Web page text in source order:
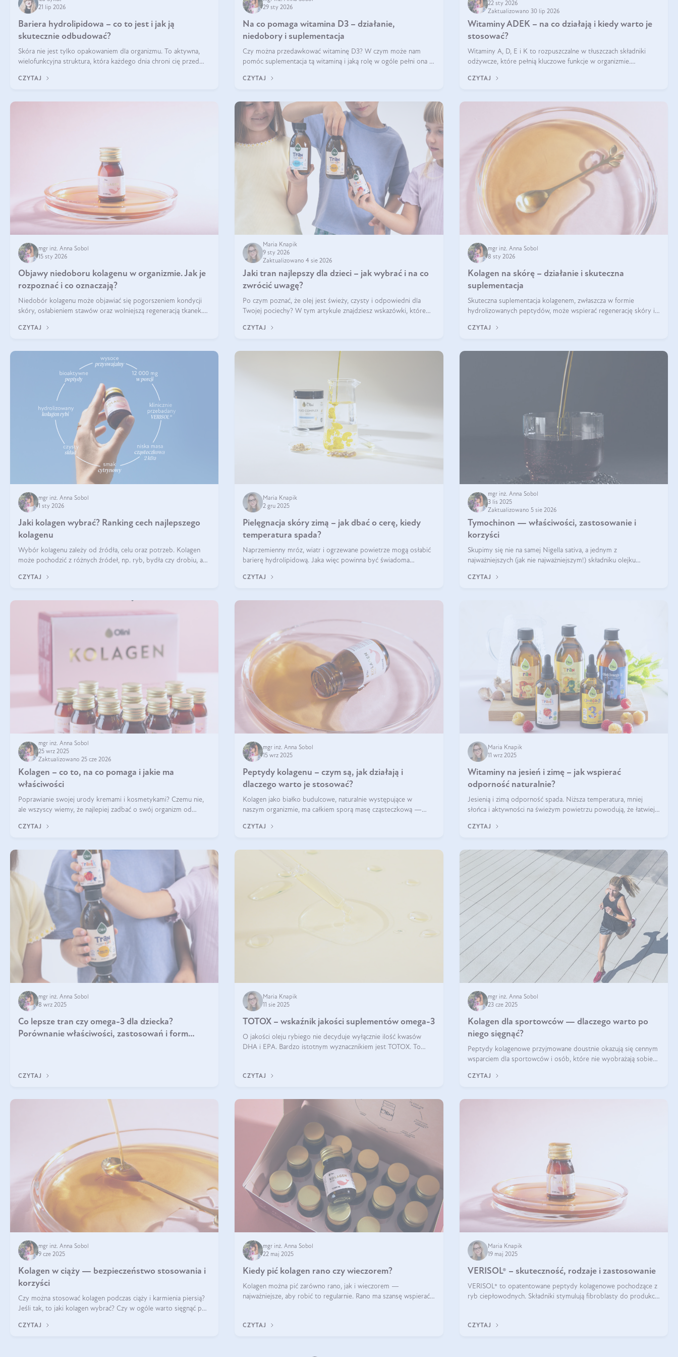
21 lip 2026
Bariera hydrolipidowa – co to jest i jak ją
skutecznie odbudować?
Skóra nie jest tylko opakowaniem dla organizmu. To aktywna,
wielofunkcyjna struktura, która każdego dnia chroni cię przed
środowiskowymi. Jednym z jej kluczowych elementów jest
CZYTAJ
29 sty 2026
Na co pomaga witamina D3 – działanie,
niedobory i suplementacja
Czy można przedawkować witaminę D3? W czym może nam
pomóc suplementacja tą witaminą i jaką rolę w ogóle pełni ona w
zalecane jest jesienią i zimą, ale czy wiesz, dlaczego warto to
CZYTAJ
22 sty 2026
Zaktualizowano 30 lip 2026
Witaminy ADEK – na co działają i kiedy warto je
stosować?
Witaminy A, D, E i K to rozpuszczalne w tłuszczach składniki
odżywcze, które pełnią kluczowe funkcje w organizmie.
krzepliwość krwi oraz mineralizację kości.
CZYTAJ
mgr inż. Anna Sobol
15 sty 2026
Objawy niedoboru kolagenu w organizmie. Jak je
rozpoznać i co oznaczają?
Niedobór kolagenu może objawiać się pogorszeniem kondycji
skóry, osłabieniem stawów oraz wolniejszą regeneracją tkanek.
skóry, bóle stawów, łamliwość paznokci oraz osłabienie włosów.
CZYTAJ
Maria Knapik
9 sty 2026
Zaktualizowano 4 sie 2026
Jaki tran najlepszy dla dzieci – jak wybrać i na co
zwrócić uwagę?
Po czym poznać, że olej jest świeży, czysty i odpowiedni dla
Twojej pociechy? W tym artykule znajdziesz wskazówki, które
CZYTAJ
mgr inż. Anna Sobol
8 sty 2026
Kolagen na skórę – działanie i skuteczna
suplementacja
Skuteczna suplementacja kolagenem, zwłaszcza w formie
hydrolizowanych peptydów, może wspierać regenerację skóry i
regularnością stosowania.
CZYTAJ
mgr inż. Anna Sobol
1 sty 2026
Jaki kolagen wybrać? Ranking cech najlepszego
kolagenu
Wybór kolagenu zależy od źródła, celu oraz potrzeb. Kolagen
może pochodzić z różnych źródeł, np. ryb, bydła czy drobiu, a
sprawdza się kolagen rybi, a dla wspierania stawów — kolagen
CZYTAJ
Maria Knapik
2 gru 2025
Pielęgnacja skóry zimą – jak dbać o cerę, kiedy
temperatura spada?
Naprzemienny mróz, wiatr i ogrzewane powietrze mogą osłabić
barierę hydrolipidową. Jaka więc powinna być świadoma
CZYTAJ
mgr inż. Anna Sobol
3 lis 2025
Zaktualizowano 5 sie 2026
Tymochinon — właściwości, zastosowanie i
korzyści
Skupimy się nie na samej Nigella sativa, a jednym z
najważniejszych (jak nie najważniejszym!) składniku olejku
CZYTAJ
mgr inż. Anna Sobol
25 wrz 2025
Zaktualizowano 25 cze 2026
Kolagen – co to, na co pomaga i jakie ma
właściwości
Poprawianie swojej urody kremami i kosmetykami? Czemu nie,
ale wszyscy wiemy, że najlepiej zadbać o swój organizm od
zewnętrzny prezentował się zdrowo i atrakcyjnie. Stosowanie
CZYTAJ
mgr inż. Anna Sobol
15 wrz 2025
Peptydy kolagenu – czym są, jak działają i
dlaczego warto je stosować?
Kolagen jako białko budulcowe, naturalnie występujące w
naszym organizmie, ma całkiem sporą masę cząsteczkową —
formie, byłby trudno strawialny. Aby był lepiej przyswajalny i
CZYTAJ
Maria Knapik
11 wrz 2025
Witaminy na jesień i zimę – jak wspierać
odporność naturalnie?
Jesienią i zimą odporność spada. Niższa temperatura, mniej
słońca i aktywności na świeżym powietrzu powodują, że łatwiej
wspierać układ immunologiczny. Co warto suplementować
CZYTAJ
mgr inż. Anna Sobol
8 wrz 2025
Co lepsze tran czy omega-3 dla dziecka?
Porównanie właściwości, zastosowań i form
CZYTAJ
Maria Knapik
11 sie 2025
TOTOX – wskaźnik jakości suplementów omega-3
O jakości oleju rybiego nie decyduje wyłącznie ilość kwasów
DHA i EPA. Bardzo istotnym wyznacznikiem jest TOTOX. To
CZYTAJ
mgr inż. Anna Sobol
23 cze 2025
Kolagen dla sportowców — dlaczego warto po
niego sięgnąć?
Peptydy kolagenowe przyjmowane doustnie okazują się cennym
wsparciem dla sportowców i osób, które nie wyobrażają sobie
CZYTAJ
mgr inż. Anna Sobol
9 cze 2025
Kolagen w ciąży — bezpieczeństwo stosowania i
korzyści
Czy można stosować kolagen podczas ciąży i karmienia piersią?
Jeśli tak, to jaki kolagen wybrać? Czy w ogóle warto sięgnąć po
CZYTAJ
mgr inż. Anna Sobol
22 maj 2025
Kiedy pić kolagen rano czy wieczorem?
Kolagen można pić zarówno rano, jak i wieczorem —
najważniejsze, aby robić to regularnie. Rano ma szansę wspierać
CZYTAJ
Maria Knapik
19 maj 2025
VERISOL® – skuteczność, rodzaje i zastosowanie
VERISOL® to opatentowane peptydy kolagenowe pochodzące z
ryb ciepłowodnych. Składniki stymulują fibroblasty do produkcji
komórek skóry.
CZYTAJ